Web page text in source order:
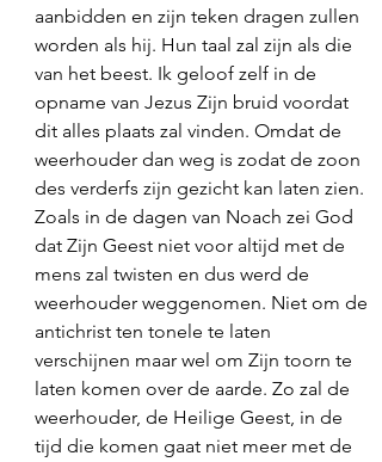
aanbidden en zijn teken dragen zullen
worden als hij. Hun taal zal zijn als die
van het beest. Ik geloof zelf in de
opname van Jezus Zijn bruid voordat
dit alles plaats zal vinden. Omdat de
weerhouder dan weg is zodat de zoon
des verderfs zijn gezicht kan laten zien.
Zoals in de dagen van Noach zei God
dat Zijn Geest niet voor altijd met de
mens zal twisten en dus werd de
weerhouder weggenomen. Niet om de
antichrist ten tonele te laten
verschijnen maar wel om Zijn toorn te
laten komen over de aarde. Zo zal de
weerhouder, de Heilige Geest, in de
tijd die komen gaat niet meer met de